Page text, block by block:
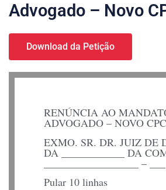
Advogado – Novo
Download da Petição
RENÚNCIA AO
ADVOGADO – NOVO CPC
EXMO. SR. DR. JUIZ DE
DA ____________ DA
__________________ – ___
Pular 10 linhas